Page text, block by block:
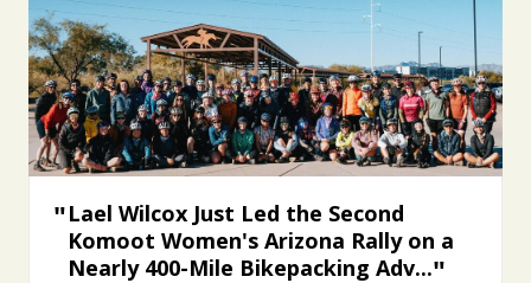
Lael Wilcox Just Led the Second
Komoot Women's Arizona Rally on a
Nearly 400-Mile Bikepacking Adv...